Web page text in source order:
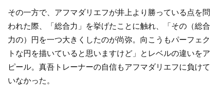
その一方で、アフマダリエフが井上より勝っている点を問
われた際、「総合力」を挙げたことに触れ、「その（総合
力の）円を一つ大きくしたのが尚弥。向こうもパーフェク
トな円を描いていると思いますけど」とレベルの違いをア
ピール。真吾トレーナーの自信もアフマダリエフに負けて
いなかった。